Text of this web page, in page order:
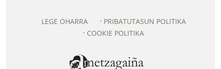
LEGE OHARRA
PRIBATUTASUN POLITIKA
COOKIE POLITIKA